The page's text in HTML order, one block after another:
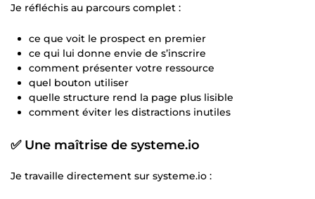
Je réfléchis au parcours complet :
ce que voit le prospect en premier
ce qui lui donne envie de s’inscrire
comment présenter votre ressource
quel bouton utiliser
quelle structure rend la page plus lisible
comment éviter les distractions inutiles
✅ Une maîtrise de systeme.io
Je travaille directement sur systeme.io :